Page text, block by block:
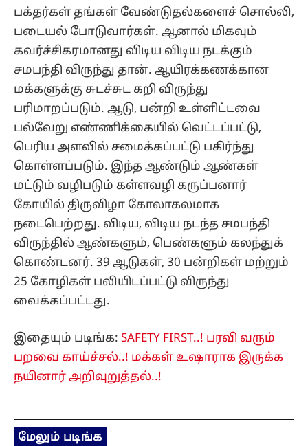
பக்தர்கள் தங்கள் வேண்டுதல்களைச் சொல்லி,
படையல் போடுவார்கள். ஆனால் மிகவும்
கவர்ச்சிகரமானது விடிய விடிய நடக்கும்
சமபந்தி விருந்து தான். ஆயிரக்கணக்கான
மக்களுக்கு சுடச்சுட கறி விருந்து
பரிமாறப்படும். ஆடு, பன்றி உள்ளிட்டவை
பல்வேறு எண்ணிக்கையில் வெட்டப்பட்டு,
பெரிய அளவில் சமைக்கப்பட்டு பகிர்ந்து
கொள்ளப்படும். இந்த ஆண்டும் ஆண்கள்
மட்டும் வழிபடும் கள்ளவழி கருப்பனார்
கோயில் திருவிழா கோலாகலமாக
நடைபெற்றது. விடிய, விடிய நடந்த சமபந்தி
விருந்தில் ஆண்களும், பெண்களும் கலந்துக்
கொண்டனர். 39 ஆடுகள், 30 பன்றிகள் மற்றும்
25 கோழிகள் பலியிடப்பட்டு விருந்து
வைக்கப்பட்டது.
இதையும் படிங்க: SAFETY FIRST..! பரவி வரும்
பறவை காய்ச்சல்..! மக்கள் உஷாராக இருக்க
நயினார் அறிவுறுத்தல்..!
மேலும் படிங்க